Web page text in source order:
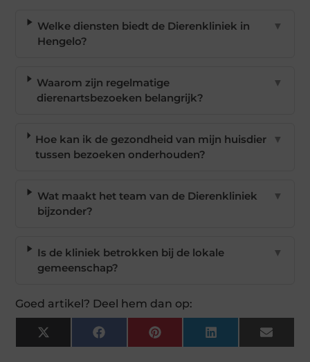
Welke diensten biedt de Dierenkliniek in
Hengelo?
▼
Waarom zijn regelmatige
dierenartsbezoeken belangrijk?
▼
Hoe kan ik de gezondheid van mijn huisdier
tussen bezoeken onderhouden?
▼
Wat maakt het team van de Dierenkliniek
bijzonder?
▼
Is de kliniek betrokken bij de lokale
gemeenschap?
▼
Goed artikel? Deel hem dan op:
X
(Twitter)
FacebookPinterest LinkedIn Email